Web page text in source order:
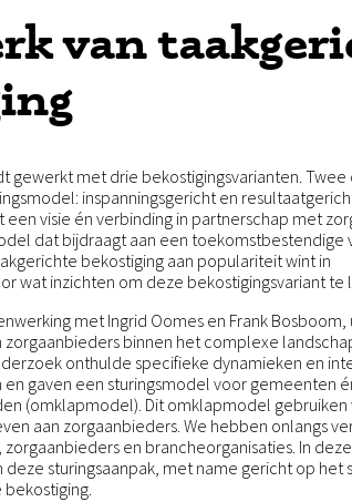
van
gewerkt met drie bekostigingsvarianten.
inspanningsgericht en
visie én verbinding in partnerschap met
dat bijdraagt aan een toekomstbestendige
bekostiging aan populariteit wint in
wat inzichten om deze bekostigingsvariant te
met Ingrid Oomes en Frank
zorgaanbieders binnen het complexe
onthulde specifieke dynamieken en
gaven een sturingsmodel voor gemeenten
(omklapmodel). Dit omklapmodel gebruiken
aan zorgaanbieders. We hebben onlangs
en brancheorganisaties. In
sturingsaanpak, met name gericht op het